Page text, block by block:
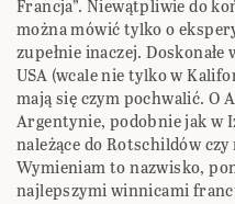
Francja”. Niewątpliwie do
można mówić tylko o
zupełnie inaczej.
USA (wcale nie tylko w
mają się czym pochwalić. O
Argentynie, podobnie jak w
należące do Rotschildów
Wymieniam to nazwisko,
najlepszymi winnicami